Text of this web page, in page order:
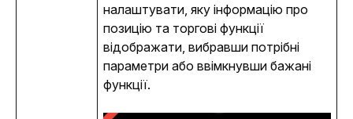
налаштувати, яку інформацію про
позицію та торгові функції
відображати, вибравши потрібні
параметри або ввімкнувши бажані
функції.